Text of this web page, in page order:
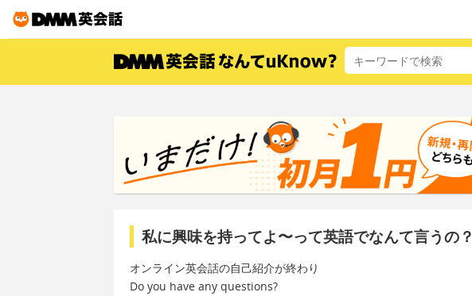
私に興味を持ってよ〜って英語でなんて言うの？
オンライン英会話の自己紹介が終わり
Do you have any questions?